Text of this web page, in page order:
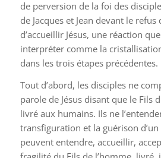
de perversion de la foi des
de Jacques et Jean devant le
d’accueillir Jésus, une réaction
interpréter comme la
dans les trois étapes précédentes.
Tout d’abord, les disciples ne
parole de Jésus disant que le Fils
livré aux humains. Ils ne
transfiguration et la guérison
peuvent entendre, accueillir,